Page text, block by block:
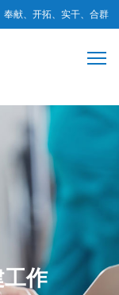
奉献、开拓、实干、合群
工作